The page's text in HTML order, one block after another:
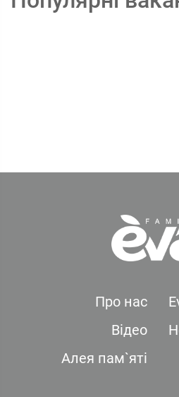
Про нас
Відео
Алея пам`яті